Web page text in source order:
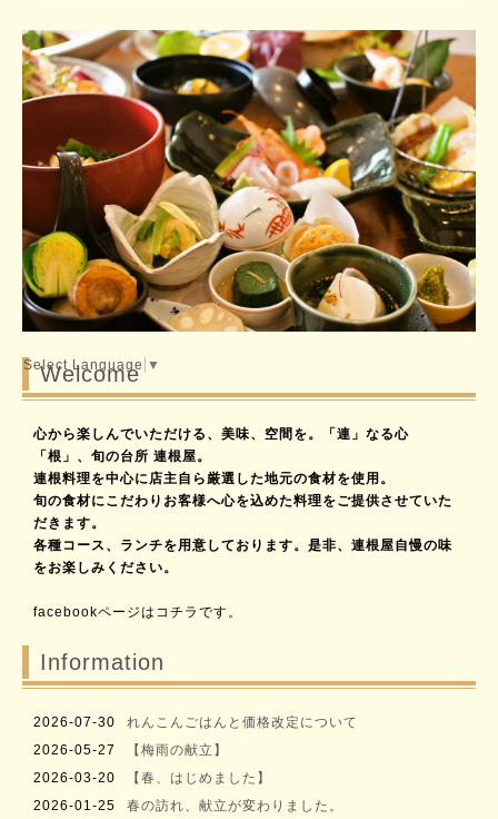
Welcome
心から楽しんでいただける、美味、空間を。「連」なる心
「根」、旬の台所 連根屋。
連根料理を中心に店主自ら厳選した地元の食材を使用。
旬の食材にこだわりお客様へ心を込めた料理をご提供させていた
だきます。
各種コース、ランチを用意しております。是非、連根屋自慢の味
をお楽しみください。
facebookページはコチラです。
Information
2026-07-30
れんこんごはんと価格改定について
2026-05-27
【梅雨の献立】
2026-03-20
【春、はじめました】
2026-01-25
春の訪れ、献立が変わりました。
Select Language ▼